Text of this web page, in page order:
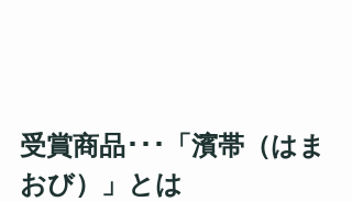
受賞商品･･･「濱帯（はま
おび）」とは